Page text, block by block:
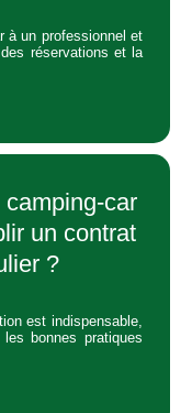
à un professionnel et
réservations et la
car
un contrat
?
est indispensable,
bonnes pratiques